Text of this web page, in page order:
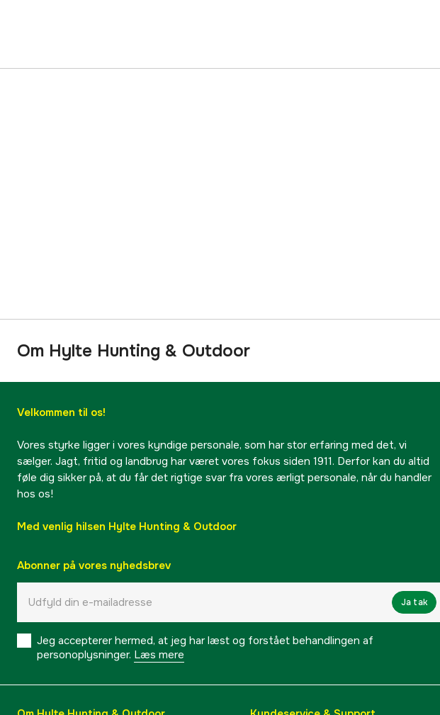
Om Hylte Hunting & Outdoor
Velkommen til os!
Vores styrke ligger i vores kyndige personale, som har stor erfaring med det, vi
sælger. Jagt, fritid og landbrug har været vores fokus siden 1911. Derfor kan du altid
føle dig sikker på, at du får det rigtige svar fra vores ærligt personale, når du handler
hos os!
Med venlig hilsen Hylte Hunting & Outdoor
Abonner på vores nyhedsbrev
Ja tak
Jeg accepterer hermed, at jeg har læst og forstået behandlingen af ​​
personoplysninger. Læs mere